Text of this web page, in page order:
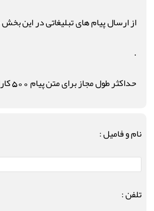
از ارسال پیام های تبلیغاتی در این
.
حداکثر طول مجاز برای متن پیام 500 کاراکتر است .
نام و فامیل :
تلفن :